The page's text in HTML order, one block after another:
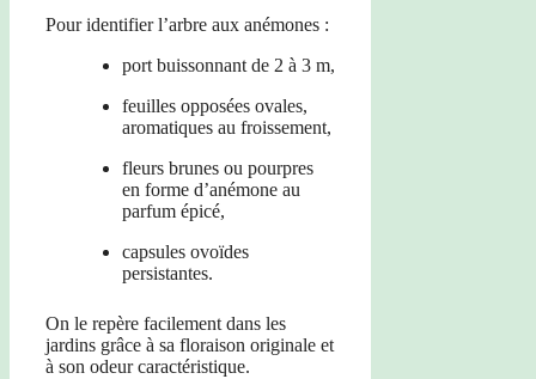
Pour identifier l’arbre aux anémones :
port buissonnant de 2 à 3 m,
feuilles opposées ovales,
aromatiques au froissement,
fleurs brunes ou pourpres
en forme d’anémone au
parfum épicé,
capsules ovoïdes
persistantes.
On le repère facilement dans les
jardins grâce à sa floraison originale et
à son odeur caractéristique.